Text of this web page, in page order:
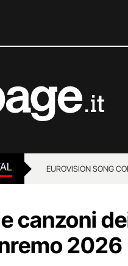
EUROVISION SONG
canzoni
2026